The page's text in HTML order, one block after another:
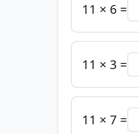
11 × 6 =
11 × 3 =
11 × 7 =